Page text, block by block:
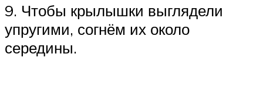
9. Чтобы крылышки выглядели
упругими, согнём их около
середины.